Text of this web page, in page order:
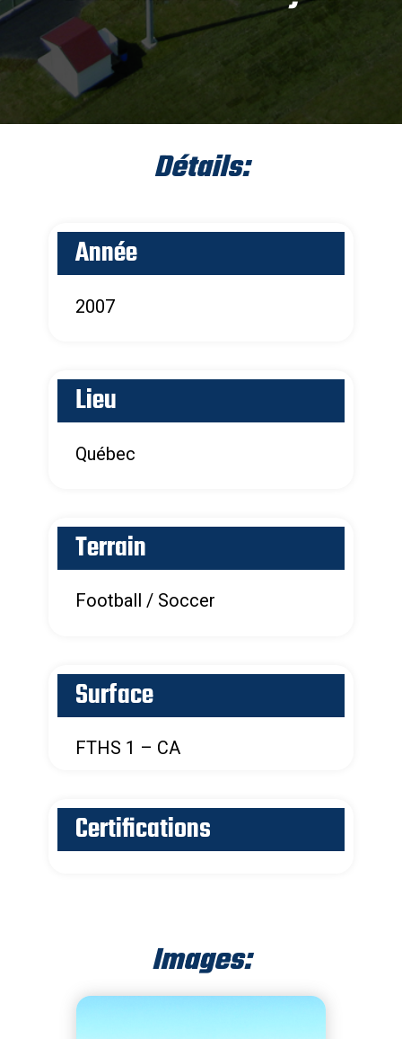
Détails:
Année
2007
Lieu
Québec
Terrain
Football / Soccer
Surface
FTHS 1 – CA
Certifications
Images: